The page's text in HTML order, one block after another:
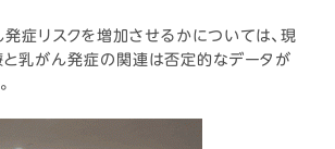
症リスクを増加させるかについては、現
乳がん発症の関連は否定的なデータが